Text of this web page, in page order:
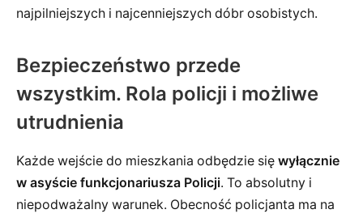
najpilniejszych i najcenniejszych dóbr osobistych.
Bezpieczeństwo przede
wszystkim. Rola policji i możliwe
utrudnienia
Każde wejście do mieszkania odbędzie się wyłącznie
w asyście funkcjonariusza Policji. To absolutny i
niepodważalny warunek. Obecność policjanta ma na